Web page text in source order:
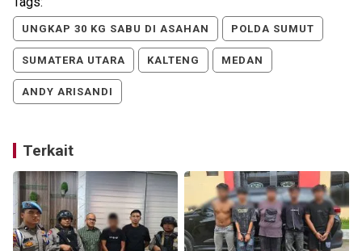
UNGKAP 30 KG SABU DI ASAHAN POLDA SUMUT
SUMATERA UTARA KALTENG MEDAN
ANDY ARISANDI
Terkait